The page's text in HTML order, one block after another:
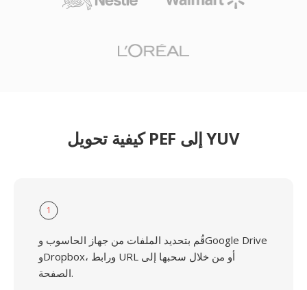
كيفية تحويل PEF إلى YUV
1
قُم بتحديد الملفات من جهاز الحاسوب وGoogle Drive
وDropbox، ورابط URL أو من خلال سحبها إلى
الصفحة.